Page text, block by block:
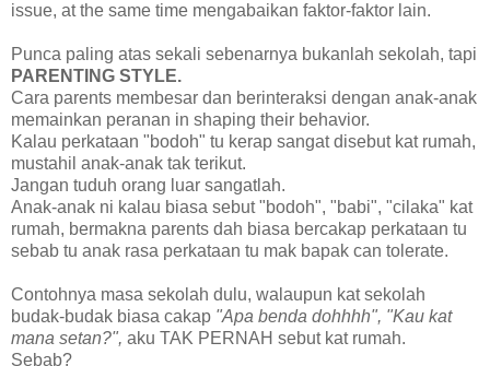
issue, at the same time mengabaikan faktor-faktor lain.
Punca paling atas sekali sebenarnya bukanlah sekolah, tapi
PARENTING STYLE.
Cara parents membesar dan berinteraksi dengan anak-anak
memainkan peranan in shaping their behavior.
Kalau perkataan "bodoh" tu kerap sangat disebut kat rumah,
mustahil anak-anak tak terikut.
Jangan tuduh orang luar sangatlah.
Anak-anak ni kalau biasa sebut "bodoh", "babi", "cilaka" kat
rumah, bermakna parents dah biasa bercakap perkataan tu
sebab tu anak rasa perkataan tu mak bapak can tolerate.
Contohnya masa sekolah dulu, walaupun kat sekolah
budak-budak biasa cakap "Apa benda dohhhh", "Kau kat
mana setan?", aku TAK PERNAH sebut kat rumah.
Sebab?